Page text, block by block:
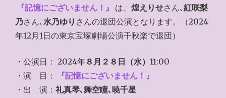
『記憶にございません！』 は、煌えりせさん､紅咲梨
乃さん､ 水乃ゆり さんの退団公演となります。（2024
年12月1日の東京宝塚劇場公演千秋楽で退団）
・公演日： 2024年８月２８日（水） 11:00
・演 目：
『記憶にございません！』
・出 演： 礼真琴､舞空瞳､暁千星